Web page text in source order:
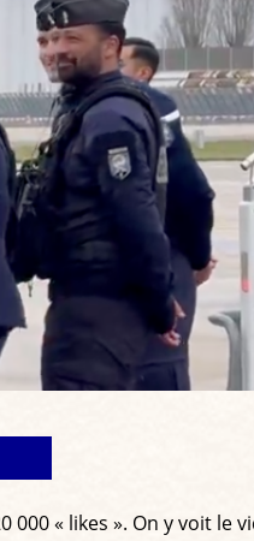
« likes ». On y voit le